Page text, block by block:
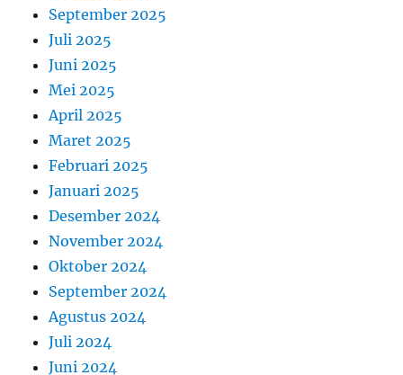
September 2025
Juli 2025
Juni 2025
Mei 2025
April 2025
Maret 2025
Februari 2025
Januari 2025
Desember 2024
November 2024
Oktober 2024
September 2024
Agustus 2024
Juli 2024
Juni 2024